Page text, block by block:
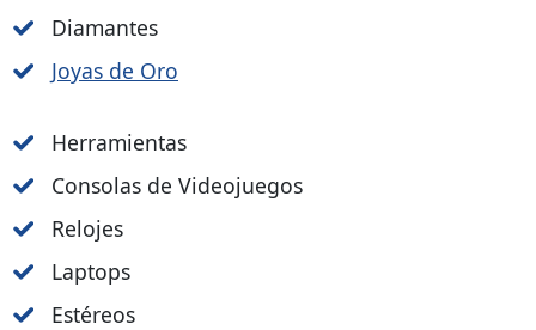
Diamantes
Joyas de Oro
Herramientas
Consolas de Videojuegos
Relojes
Laptops
Estéreos